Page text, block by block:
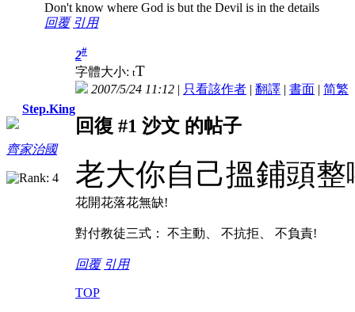
Don't know where God is but the Devil is in the details
回覆 引用
Step.King
齊家治國
2#
字體大小: tT
2007/5/24 11:12 | 只看該作者 | 翻譯 | 書面 | 简繁
回復 #1 沙文 的帖子
老大你自己搵鋪頭整
花開花落花無缺!
對付教徒三式： 不主動、 不抗拒、 不負責!
回覆 引用
TOP